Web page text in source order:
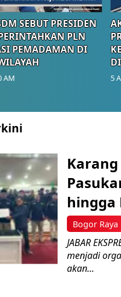
SEBUT PRESIDEN
PLN
PEMADAMAN DI
AM 5
Bogor Raya
hingga
JABAR
menjadi
akan...